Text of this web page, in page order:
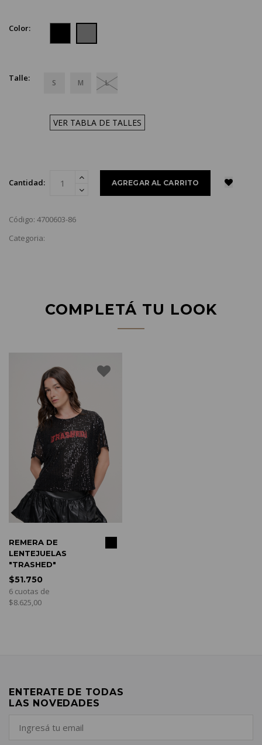
Color:
Talle: S M L
VER TABLA DE TALLES
Cantidad:
Código: 4700603-86
Categoria:
COMPLETÁ TU LOOK
REMERA DE
LENTEJUELAS
"TRASHED"
$51.750
6 cuotas de
$8.625,00
ENTERATE DE TODAS
LAS NOVEDADES